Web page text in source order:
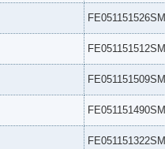
FE051151526SM
FE051151512SM
FE051151509SM
FE051151490SM
FE051151322SM